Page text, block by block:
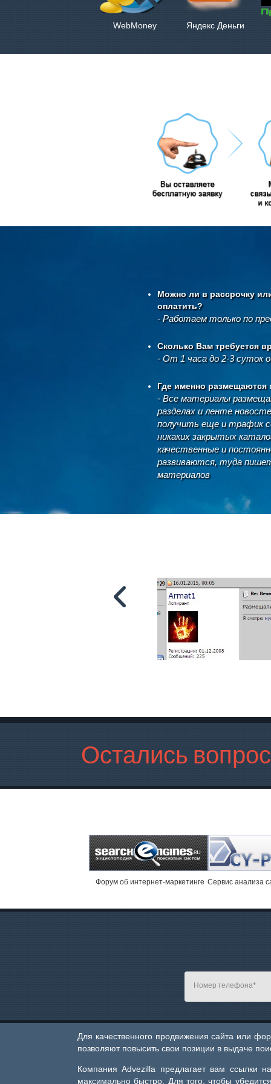
WebMoney Яндекс Деньги
Можно ли в рассрочку
оплатить?
- Работаем только по
Сколько Вам требуется
- От 1 часа до 2-3 суток
Где именно размещаются
- Все материалы
разделах и ленте
получить еще и трафик
никаких закрытых
качественные и
развиваются, туда
материалов
Остались
Форум об интернет-маркетинге Cервис анализа
Для качественного продвижения сайта или
позволяют повысить свои позиции в выдаче
Компания Advezilla предлагает вам ссылки
максимально быстро. Для того, чтобы